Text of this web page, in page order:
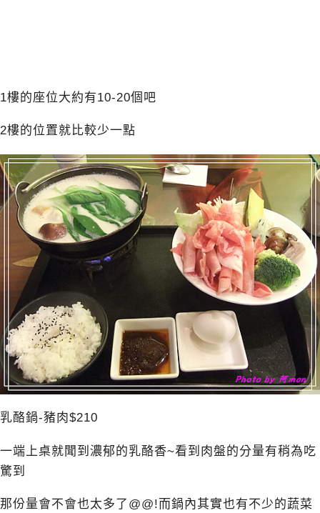
1樓的座位大約有10-20個吧
2樓的位置就比較少一點
乳酪鍋-豬肉$210
一端上桌就聞到濃郁的乳酪香~看到肉盤的分量有稍為吃
驚到
那份量會不會也太多了@@!而鍋內其實也有不少的蔬菜